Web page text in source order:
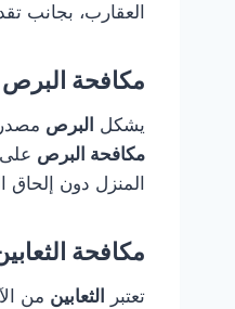
العقارب، بجانب
مكافحة البرص
يشكل البرص
مكافحة البرص
المنزل دون إلحاق
مكافحة
تعتبر الثعابين من